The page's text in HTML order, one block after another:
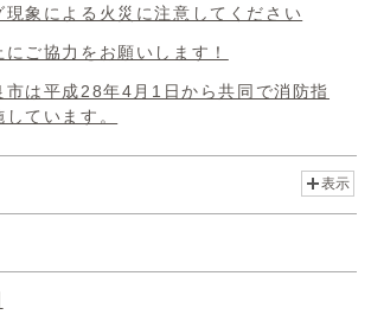
現象による火災に注意してください
ご協力をお願いします！
市は平成28年4月1日から共同で消防指
ています。
表示